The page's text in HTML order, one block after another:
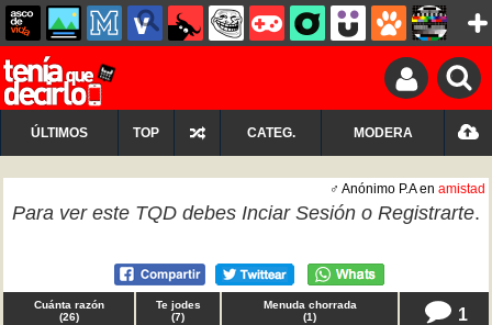
ÚLTIMOS TOP CATEG. MODERA
♂ Anónimo P.A en amistad
Para ver este TQD debes Inciar Sesión o Registrarte.
Cuánta razón
(26)
Te jodes
(7)
Menuda chorrada
(1) 1